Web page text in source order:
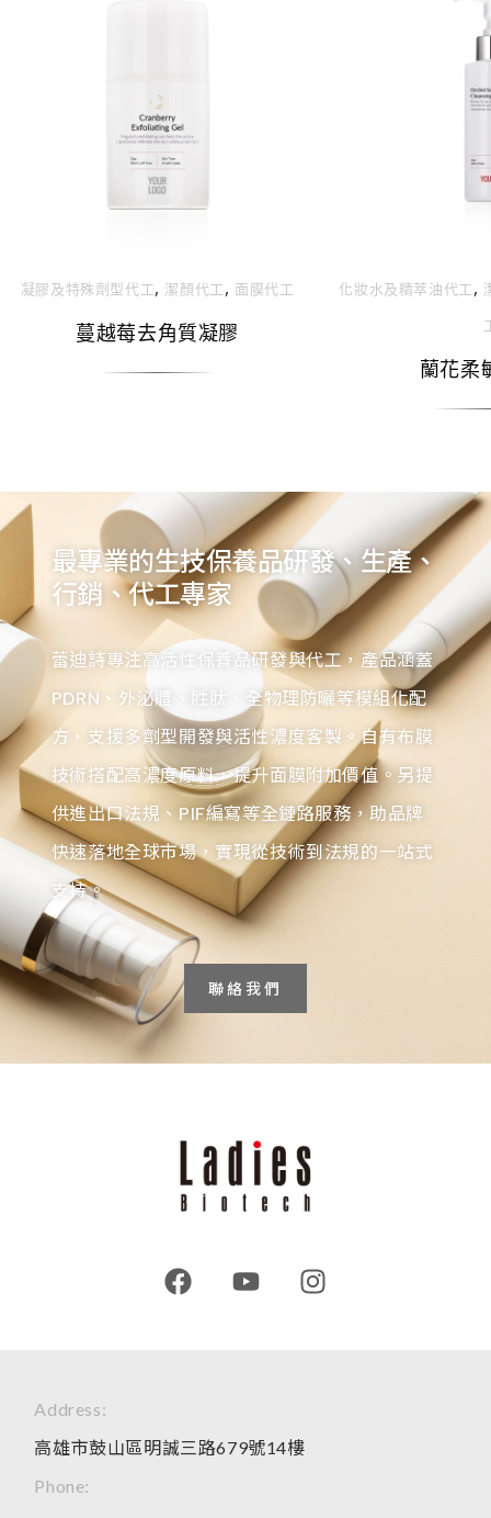
凝膠及特殊劑型代⼯, 潔顏代工, 面膜代工
蔓越莓去角質凝膠
化妝⽔及精萃油代⼯,
蘭花柔
最專業的生技保養品研發、生產、
行銷、代工專家
蕾迪詩專注高活性保養品研發與代工，產品涵蓋
PDRN、外泌體、胜肽、全物理防曬等模組化配
方，支援多劑型開發與活性濃度客製。自有布膜
技術搭配高濃度原料，提升面膜附加價值。另提
供進出口法規、PIF編寫等全鏈路服務，助品牌
快速落地全球市場，實現從技術到法規的一站式
支持。
聯絡我們
Address:
高雄市鼓山區明誠三路679號14樓
Phone: